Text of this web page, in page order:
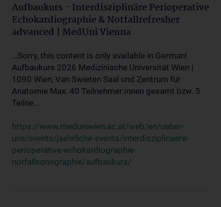
Aufbaukurs - Interdisziplinäre Perioperative
Echokardiographie & Notfallrefresher
advanced | MedUni Vienna
...Sorry, this content is only available in German!
Aufbaukurs 2026 Medizinische Universität Wien |
1090 Wien, Van Swieten Saal und Zentrum für
Anatomie Max. 40 Teilnehmer:innen gesamt bzw. 5
Teilne...
https://www.meduniwien.ac.at/web/en/ueber-
uns/events/jaehrliche-events/interdisziplinaere-
perioperative-echokardiographie-
notfallsonographie/aufbaukurs/